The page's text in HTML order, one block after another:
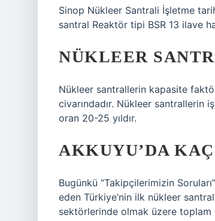
Sinop Nükleer Santrali İşletme
santral Reaktör tipi BSR 13 ilave
NÜKLEER
Nükleer santrallerin kapasite
civarındadır. Nükleer santrallerin
oran 20-25 yıldır.
AKKUYU’DA
Bugünkü “Takipçilerimizin
eden Türkiye’nin ilk nükleer
sektörlerinde olmak üzere